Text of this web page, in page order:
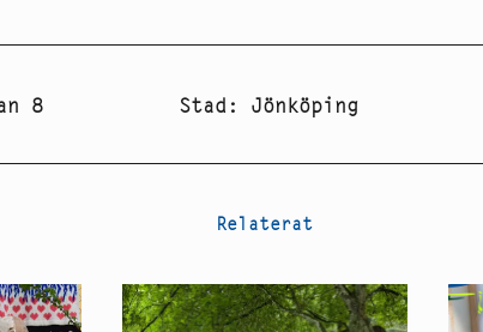
8 Stad : Jönköping
Relaterat